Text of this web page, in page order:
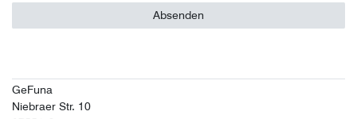
Absenden
GeFuna
Niebraer Str. 10